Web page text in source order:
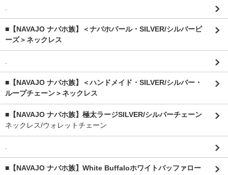
■【NAVAJO ナバホ族】＜ナバホパール・SILVER/シルバービ
ーズ＞ネックレス
■【NAVAJO ナバホ族】＜ハンドメイド・SILVER/シルバー・
ループチェーン＞ネックレス
■【NAVAJO ナバホ族】極太ラージSILVER/シルバーチェーン
ネックレス/ウォレットチェーン
■【NAVAJO ナバホ族】White Buffaloホワイトバッファロー